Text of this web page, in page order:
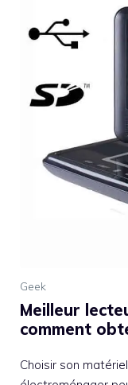
Geek
Meilleur
comment
Choisir son